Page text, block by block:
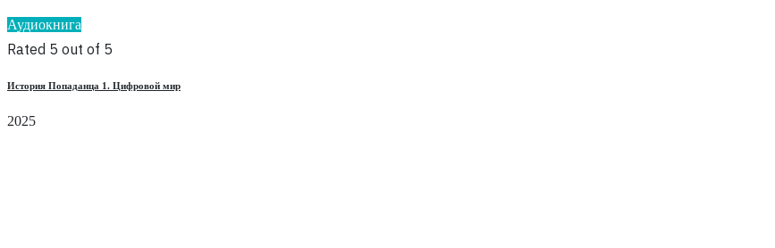
Аудиокнига
Rated 5 out of 5
История Попаданца 1. Цифровой мир
2025